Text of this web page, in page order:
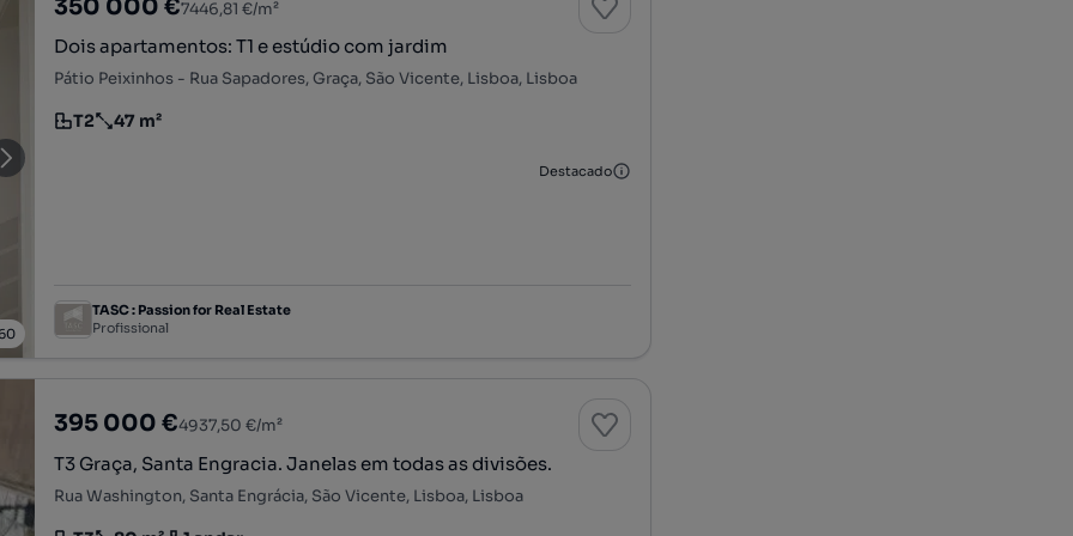
350 000 €7446,81 €/m²
Dois apartamentos: T1 e estúdio com jardim
Pátio Peixinhos - Rua Sapadores, Graça, São Vicente, Lisboa, Lisboa
Tipologia
T2
Preço por metro quadrado
47 m²
Destacado
TASC : Passion for Real Estate
Profissional
395 000 €4937,50 €/m²
T3 Graça, Santa Engracia. Janelas em todas as divisões.
Rua Washington, Santa Engrácia, São Vicente, Lisboa, Lisboa